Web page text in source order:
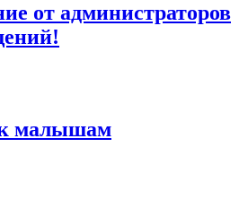
от администраторов
к малышам